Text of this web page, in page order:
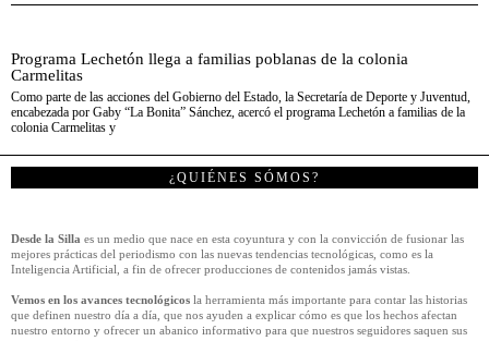
Programa Lechetón llega a familias poblanas de la colonia
Carmelitas
Como parte de las acciones del Gobierno del Estado, la Secretaría de Deporte y Juventud,
encabezada por Gaby “La Bonita” Sánchez, acercó el programa Lechetón a familias de la
colonia Carmelitas y
¿QUIÉNES SÓMOS?
Desde la Silla es un medio que nace en esta coyuntura y con la convicción de fusionar las
mejores prácticas del periodismo con las nuevas tendencias tecnológicas, como es la
Inteligencia Artificial, a fin de ofrecer producciones de contenidos jamás vistas.
Vemos en los avances tecnológicos la herramienta más importante para contar las historias
que definen nuestro día a día, que nos ayuden a explicar cómo es que los hechos afectan
nuestro entorno y ofrecer un abanico informativo para que nuestros seguidores saquen sus